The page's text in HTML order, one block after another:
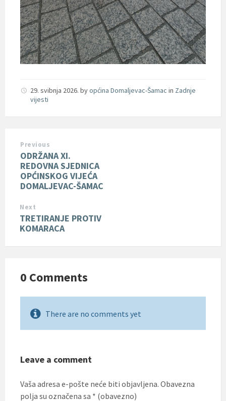
29. svibnja 2026. byopćina Domaljevac-Šamac in Zadnje
vijesti
Previous
ODRŽANA XI.
REDOVNA SJEDNICA
OPĆINSKOG VIJEĆA
DOMALJEVAC-ŠAMAC
Next
TRETIRANJE PROTIV
KOMARACA
0 Comments
There are no comments yet
Leave a comment
Vaša adresa e-pošte neće biti objavljena. Obavezna
polja su označena sa * (obavezno)